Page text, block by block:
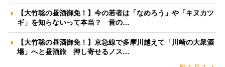
【大竹聡の昼酒御免！】今の若者は「なめろう」や「キヌカツ
ギ」を知らないって本当？ 昔の…
【大竹聡の昼酒御免！】京急線で多摩川越えて「川崎の大衆酒
場」へと昼酒旅 押し寄せるノス…